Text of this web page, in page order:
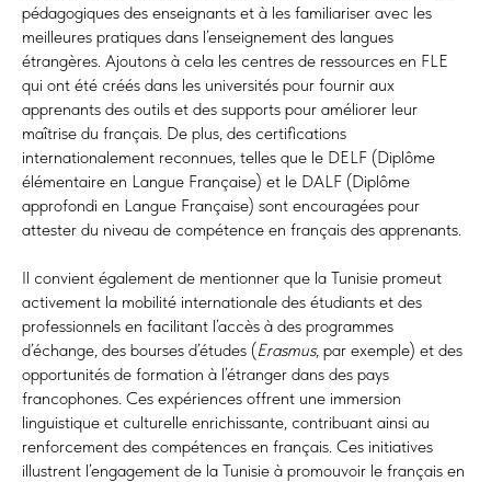
pédagogiques des enseignants et à les familiariser avec les
meilleures pratiques dans l’enseignement des langues
étrangères. Ajoutons à cela les centres de ressources en FLE
qui ont été créés dans les universités pour fournir aux
apprenants des outils et des supports pour améliorer leur
maîtrise du français. De plus, des certifications
internationalement reconnues, telles que le DELF (Diplôme
élémentaire en Langue Française) et le DALF (Diplôme
approfondi en Langue Française) sont encouragées pour
attester du niveau de compétence en français des apprenants.
Il convient également de mentionner que la Tunisie promeut
activement la mobilité internationale des étudiants et des
professionnels en facilitant l’accès à des programmes
d’échange, des bourses d’études (Erasmus, par exemple) et des
opportunités de formation à l’étranger dans des pays
francophones. Ces expériences offrent une immersion
linguistique et culturelle enrichissante, contribuant ainsi au
renforcement des compétences en français. Ces initiatives
illustrent l’engagement de la Tunisie à promouvoir le français en